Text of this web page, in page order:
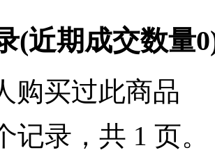
(近期成交数量0
购买过此商品
记录，共 1 页。